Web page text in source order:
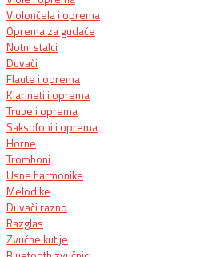
Violončela i oprema
Oprema za gudače
Notni stalci
Duvači
Flaute i oprema
Klarineti i oprema
Trube i oprema
Saksofoni i oprema
Horne
Tromboni
Usne harmonike
Melodike
Duvači razno
Razglas
Zvučne kutije